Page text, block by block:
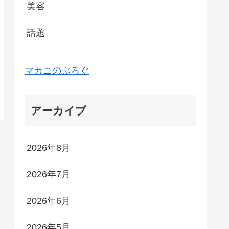
美容
話題
マカニのぶろぐ
アーカイブ
2026年8月
2026年7月
2026年6月